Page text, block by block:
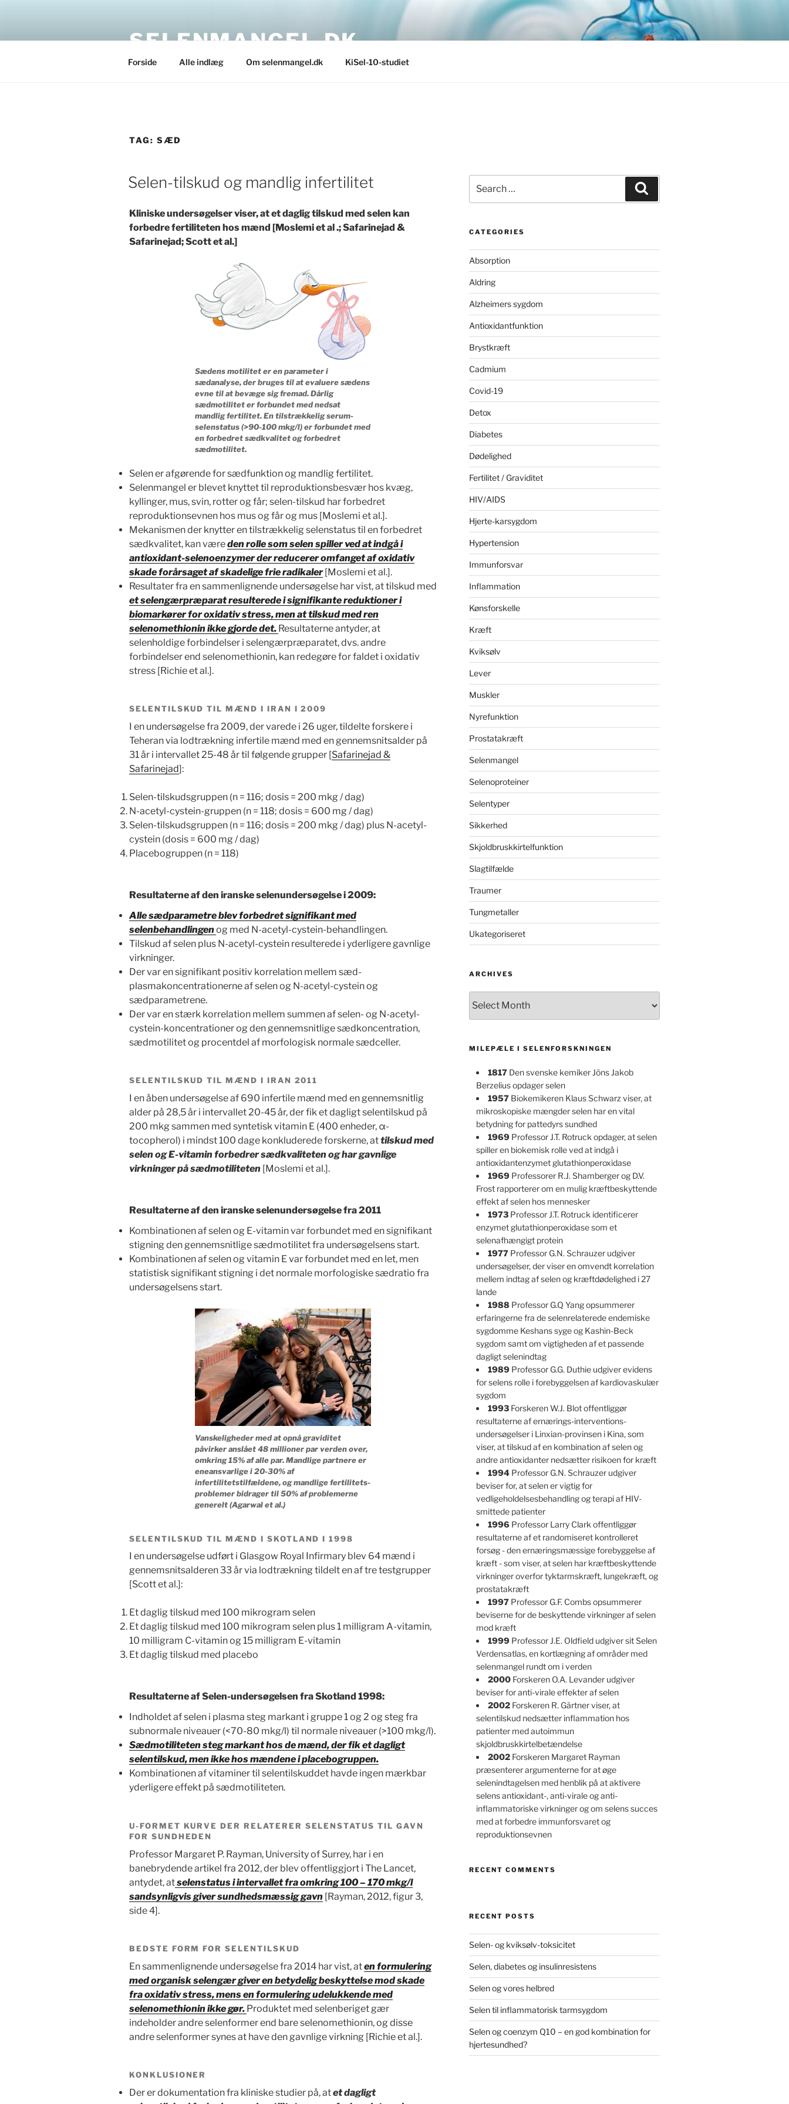
SELENMANGEL.DK
Forside Alle indlæg Om selenmangel.dk KiSel-10-studiet
TAG: SÆD
POSTED
ON
Selen-tilskud og mandlig infertilitet
Kliniske undersøgelser viser, at et daglig tilskud med selen kan
forbedre fertiliteten hos mænd [Moslemi et al .; Safarinejad &
Safarinejad; Scott et al.]
Sædens motilitet er en parameter i
sædanalyse, der bruges til at evaluere sædens
evne til at bevæge sig fremad. Dårlig
sædmotilitet er forbundet med nedsat
mandlig fertilitet. En tilstrækkelig serum-
selenstatus (>90-100 mkg/l) er forbundet med
en forbedret sædkvalitet og forbedret
sædmotilitet.
Selen er afgørende for sædfunktion og mandlig fertilitet.
Selenmangel er blevet knyttet til reproduktionsbesvær hos kvæg,
kyllinger, mus, svin, rotter og får; selen-tilskud har forbedret
reproduktionsevnen hos mus og får og mus [Moslemi et al.].
Mekanismen der knytter en tilstrækkelig selenstatus til en forbedret
sædkvalitet, kan væreden rolle som selen spiller ved at indgå i
antioxidant-selenoenzymer der reducerer omfanget af oxidativ
skade forårsaget af skadelige frie radikaler[Moslemi et al.].
Resultater fra en sammenlignende undersøgelse har vist, at tilskud med
et selengærpræparat resulterede i signifikante reduktioner i
biomarkører for oxidativ stress, men at tilskud med ren
selenomethionin ikke gjorde det. Resultaterne antyder, at
selenholdige forbindelser i selengærpræparatet, dvs. andre
forbindelser end selenomethionin, kan redegøre for faldet i oxidativ
stress [Richie et al.].
SELENTILSKUD TIL MÆND I IRAN I 2009
I en undersøgelse fra 2009, der varede i 26 uger, tildelte forskere i
Teheran via lodtrækning infertile mænd med en gennemsnitsalder på
31 år i intervallet 25-48 år til følgende grupper [Safarinejad &
Safarinejad]:
Selen-tilskudsgruppen (n = 116; dosis = 200 mkg / dag)
N-acetyl-cystein-gruppen (n = 118; dosis = 600 mg / dag)
Selen-tilskudsgruppen (n = 116; dosis = 200 mkg / dag) plus N-acetyl-
cystein (dosis = 600 mg / dag)
Placebogruppen (n = 118)
Resultaterne af den iranske selenundersøgelse i 2009:
Alle sædparametre blev forbedret signifikant med
selenbehandlingenog med N-acetyl-cystein-behandlingen.
Tilskud af selen plus N-acetyl-cystein resulterede i yderligere gavnlige
virkninger.
Der var en signifikant positiv korrelation mellem sæd-
plasmakoncentrationerne af selen og N-acetyl-cystein og
sædparametrene.
Der var en stærk korrelation mellem summen af selen- og N-acetyl-
cystein-koncentrationer og den gennemsnitlige sædkoncentration,
sædmotilitet og procentdel af morfologisk normale sædceller.
SELENTILSKUD TIL MÆND I IRAN 2011
I en åben undersøgelse af 690 infertile mænd med en gennemsnitlig
alder på 28,5 år i intervallet 20-45 år, der fik et dagligt selentilskud på
200 mkg sammen med syntetisk vitamin E (400 enheder, α-
tocopherol) i mindst 100 dage konkluderede forskerne, attilskud med
selen og E-vitamin forbedrer sædkvaliteten og har gavnlige
virkninger på sædmotiliteten [Moslemi et al.].
Resultaterne af den iranske selenundersøgelse fra 2011
Kombinationen af selen og E-vitamin var forbundet med en signifikant
stigning den gennemsnitlige sædmotilitet fra undersøgelsens start.
Kombinationen af selen og vitamin E var forbundet med en let, men
statistisk signifikant stigning i det normale morfologiske sædratio fra
undersøgelsens start.
Vanskeligheder med at opnå graviditet
påvirker anslået 48 millioner par verden over,
omkring 15% af alle par. Mandlige partnere er
eneansvarlige i 20-30% af
infertilitetstilfældene, og mandlige fertilitets-
problemer bidrager til 50% af problemerne
generelt (Agarwal et al.)
SELENTILSKUD TIL MÆND I SKOTLAND I 1998
I en undersøgelse udført i Glasgow Royal Infirmary blev 64 mænd i
gennemsnitsalderen 33 år via lodtrækning tildelt en af tre testgrupper
[Scott et al.]:
Et daglig tilskud med 100 mikrogram selen
Et daglig tilskud med 100 mikrogram selen plus 1 milligram A-vitamin,
10 milligram C-vitamin og 15 milligram E-vitamin
Et daglig tilskud med placebo
Resultaterne af Selen-undersøgelsen fra Skotland 1998:
Indholdet af selen i plasma steg markant i gruppe 1 og 2 og steg fra
subnormale niveauer (<70-80 mkg/l) til normale niveauer (>100 mkg/l).
Sædmotiliteten steg markant hos de mænd, der fik et dagligt
selentilskud, men ikke hos mændene i placebogruppen.
Kombinationen af vitaminer til selentilskuddet havde ingen mærkbar
yderligere effekt på sædmotiliteten.
U-FORMET KURVE DER RELATERER SELENSTATUS TIL GAVN
FOR SUNDHEDEN
Professor Margaret P. Rayman, University of Surrey, har i en
banebrydende artikel fra 2012, der blev offentliggjort i The Lancet,
antydet, atselenstatus i intervallet fra omkring 100 – 170 mkg/l
sandsynligvis giver sundhedsmæssig gavn [Rayman, 2012, figur 3,
side 4].
BEDSTE FORM FOR SELENTILSKUD
En sammenlignende undersøgelse fra 2014 har vist, aten formulering
med organisk selengær giver en betydelig beskyttelse mod skade
fra oxidativ stress, mens en formulering udelukkende med
selenomethionin ikke gør. Produktet med selenberiget gær
indeholder andre selenformer end bare selenomethionin, og disse
andre selenformer synes at have den gavnlige virkning [Richie et al.].
KONKLUSIONER
Der er dokumentation fra kliniske studier på, atet dagligt
for:
CATEGORIES
Absorption
Aldring
Alzheimers sygdom
Antioxidantfunktion
Brystkræft
Cadmium
Covid-19
Detox
Diabetes
Dødelighed
Fertilitet / Graviditet
HIV/AIDS
Hjerte-karsygdom
Hypertension
Immunforsvar
Inflammation
Kønsforskelle
Kræft
Kviksølv
Lever
Muskler
Nyrefunktion
Prostatakræft
Selenmangel
Selenoproteiner
Selentyper
Sikkerhed
Skjoldbruskkirtelfunktion
Slagtilfælde
Traumer
Tungmetaller
Ukategoriseret
ARCHIVES
MILEPÆLE I SELENFORSKNINGEN
1817Den svenske kemiker Jöns Jakob
Berzelius opdager selen
1957Biokemikeren Klaus Schwarz viser, at
mikroskopiske mængder selen har en vital
betydning for pattedyrs sundhed
1969Professor J.T. Rotruck opdager, at selen
spiller en biokemisk rolle ved at indgå i
antioxidantenzymet glutathionperoxidase
1969Professorer R.J. Shamberger og D.V.
Frost rapporterer om en mulig kræftbeskyttende
effekt af selen hos mennesker
1973Professor J.T. Rotruck identificerer
enzymet glutathionperoxidase som et
selenafhængigt protein
1977Professor G.N. Schrauzer udgiver
undersøgelser, der viser en omvendt korrelation
mellem indtag af selen og kræftdødelighed i 27
lande
1988 Professor G.Q Yang opsummerer
erfaringerne fra de selenrelaterede endemiske
sygdomme Keshans syge og Kashin-Beck
sygdom samt om vigtigheden af et passende
dagligt selenindtag
1989Professor G.G. Duthie udgiver evidens
for selens rolle i forebyggelsen af kardiovaskulær
sygdom
1993Forskeren W.J. Blot offentliggør
resultaterne af ernærings-interventions-
undersøgelser i Linxian-provinsen i Kina, som
viser, at tilskud af en kombination af selen og
andre antioxidanter nedsætter risikoen for kræft
1994Professor G.N. Schrauzer udgiver
beviser for, at selen er vigtig for
vedligeholdelsesbehandling og terapi af HIV-
smittede patienter
1996Professor Larry Clark offentliggør
resultaterne af et randomiseret kontrolleret
forsøg - den ernæringsmæssige forebyggelse af
kræft - som viser, at selen har kræftbeskyttende
virkninger overfor tyktarmskræft, lungekræft, og
prostatakræft
1997Professor G.F. Combs opsummerer
beviserne for de beskyttende virkninger af selen
mod kræft
1999Professor J.E. Oldfield udgiver sit Selen
Verdensatlas, en kortlægning af områder med
selenmangel rundt om i verden
2000Forskeren O.A. Levander udgiver
beviser for anti-virale effekter af selen
2002Forskeren R. Gärtner viser, at
selentilskud nedsætter inflammation hos
patienter med autoimmun
skjoldbruskkirtelbetændelse
2002Forskeren Margaret Rayman
præsenterer argumenterne for at øge
selenindtagelsen med henblik på at aktivere
selens antioxidant-, anti-virale og anti-
inflammatoriske virkninger og om selens succes
med at forbedre immunforsvaret og
reproduktionsevnen
RECENT COMMENTS
RECENT POSTS
Selen- og kviksølv-toksicitet
Selen, diabetes og insulinresistens
Selen og vores helbred
Selen til inflammatorisk tarmsygdom
Selen og coenzym Q10 – en god kombination for
hjertesundhed?